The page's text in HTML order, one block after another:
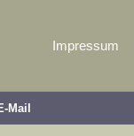
Impressum
Mail